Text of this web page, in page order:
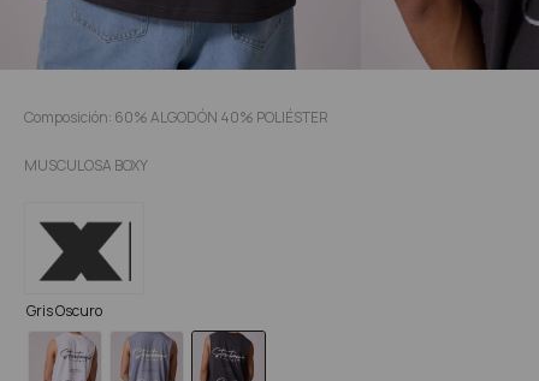
Composición: 60% ALGODÓN 40% POLIÉSTER
MUSCULOSA BOXY
Gris Oscuro